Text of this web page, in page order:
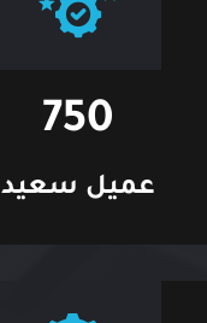
750
عميل سعيد